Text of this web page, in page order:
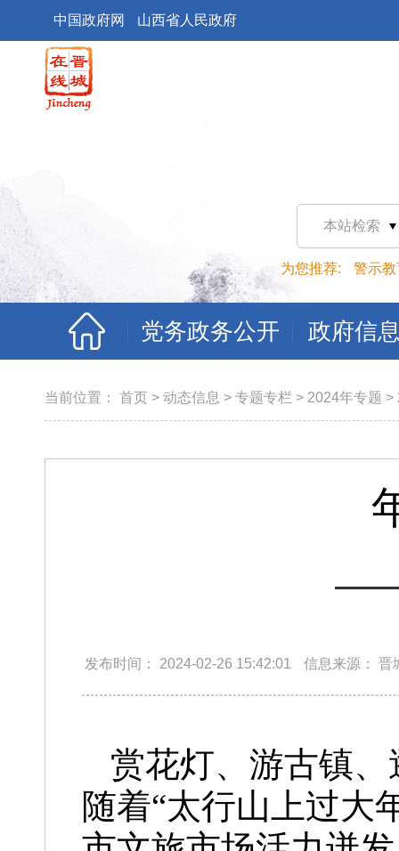
中国政府网 山西省人民政府
本站检索
为您推荐: 警示教
党务政务公开 政府信
当前位置： 首页 > 动态信息 > 专题专栏 > 2024年专题 >
​——
发布时间： 2024-02-26 15:42:01 信息来源： 晋
赏花灯、游古镇
随着“太行山上过大